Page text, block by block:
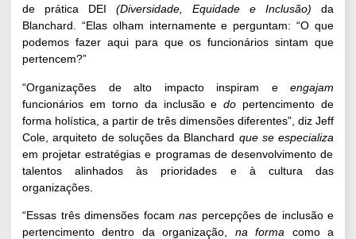
de prática DEI (Diversidade, Equidade e Inclusão) da
Blanchard. “Elas olham internamente e perguntam: “O que
podemos fazer aqui para que os funcionários sintam que
pertencem?”
“Organizações de alto impacto inspiram e engajam
funcionários em torno da inclusão edo pertencimento de
forma holística, a partir de três dimensões diferentes”, diz Jeff
Cole, arquiteto de soluções da Blanchard que se especializa
em projetar estratégias e programas de desenvolvimento de
talentos alinhados às prioridades e à cultura das
organizações.
“Essas três dimensões focam nas percepções de inclusão e
pertencimento dentro da organização, na forma como a